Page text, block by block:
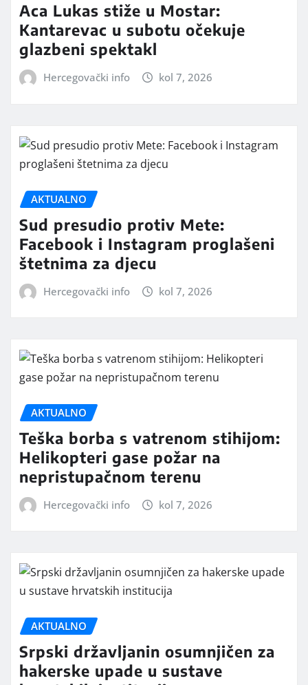
Aca Lukas stiže u Mostar:
Kantarevac u subotu očekuje
glazbeni spektakl
Hercegovački info kol 7, 2026
AKTUALNO
Sud presudio protiv Mete:
Facebook i Instagram proglašeni
štetnima za djecu
Hercegovački info kol 7, 2026
AKTUALNO
Teška borba s vatrenom stihijom:
Helikopteri gase požar na
nepristupačnom terenu
Hercegovački info kol 7, 2026
AKTUALNO
Srpski državljanin osumnjičen za
hakerske upade u sustave